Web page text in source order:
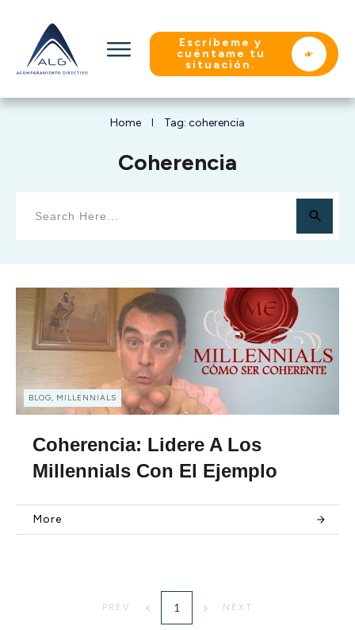
Escríbeme y
cuéntame tu
situación.
Home Tag: coherencia
Coherencia
BLOG, MILLENNIALS
Coherencia: Lidere A Los
Millennials Con El Ejemplo
More
PREV 1 NEXT